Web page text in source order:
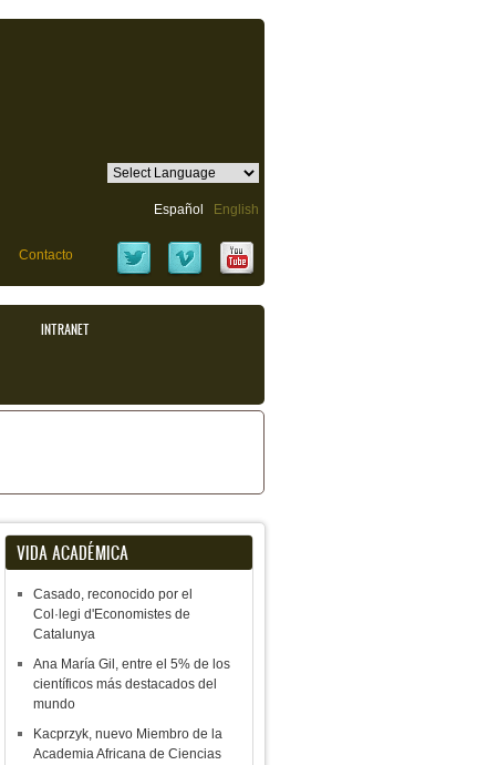
Español English
Contacto
INTRANET
VIDA ACADÉMICA
Casado, reconocido por el
Col·legi d'Economistes de
Catalunya
Ana María Gil, entre el 5% de los
científicos más destacados del
mundo
Kacprzyk, nuevo Miembro de la
Academia Africana de Ciencias